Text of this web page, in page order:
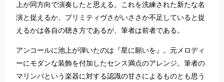
上が同方向で演奏したと思える。これを洗練された新たな名
演と捉えるか、プリミティヴさがいささか不足していると捉
えるかは各自の聴き方であるが、筆者は前者である。​
​​アンコールに池上が弾いたのは『星に願いを』。元メロディ
ーにモダンな装飾を付加したセンス満点のアレンジ。筆者の
マリンバという楽器に対する認識の甘さによるものとも思う